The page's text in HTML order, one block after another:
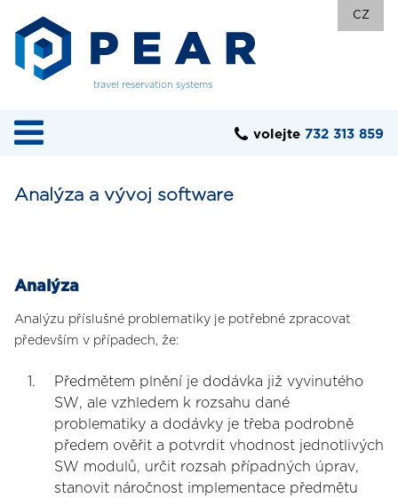
travel reservation systems
CZ
volejte 732 313 859
Analýza a vývoj software
Analýza
Analýzu příslušné problematiky je potřebné zpracovat
především v případech, že:
Předmětem plnění je dodávka již vyvinutého
SW, ale vzhledem k rozsahu dané
problematiky a dodávky je třeba podrobně
předem ověřit a potvrdit vhodnost jednotlivých
SW modulů, určit rozsah případných úprav,
stanovit náročnost implementace předmětu